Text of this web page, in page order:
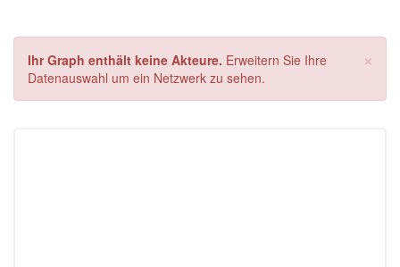
×
Ihr Graph enthält keine Akteure. Erweitern Sie Ihre
Datenauswahl um ein Netzwerk zu sehen.